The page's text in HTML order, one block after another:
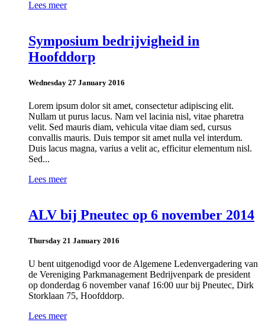
Lees meer
Symposium bedrijvigheid in
Hoofddorp
Wednesday 27 January 2016
Lorem ipsum dolor sit amet, consectetur adipiscing elit.
Nullam ut purus lacus. Nam vel lacinia nisl, vitae pharetra
velit. Sed mauris diam, vehicula vitae diam sed, cursus
convallis mauris. Duis tempor sit amet nulla vel interdum.
Duis lacus magna, varius a velit ac, efficitur elementum nisl.
Sed...
Lees meer
ALV bij Pneutec op 6 november 2014
Thursday 21 January 2016
U bent uitgenodigd voor de Algemene Ledenvergadering van
de Vereniging Parkmanagement Bedrijvenpark de president
op donderdag 6 november vanaf 16:00 uur bij Pneutec, Dirk
Storklaan 75, Hoofddorp.
Lees meer